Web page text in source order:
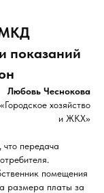
МКД
показаний
Любовь Чеснокова
хозяйство
и ЖКХ»
передача
помещения
размера платы за